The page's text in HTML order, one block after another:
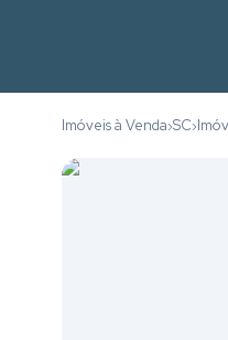
Imóveis à Venda›SC›